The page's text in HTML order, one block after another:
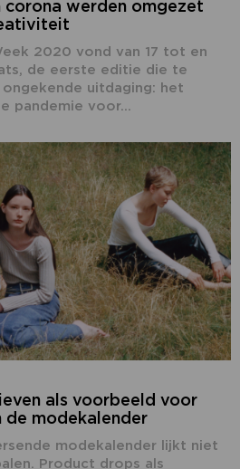
corona werden omgezet
2020 vond van 17 tot en
de eerste editie die te
uitdaging: het
pandemie voor...
als voorbeeld voor
de modekalender
modekalender lijkt niet
Product drops als